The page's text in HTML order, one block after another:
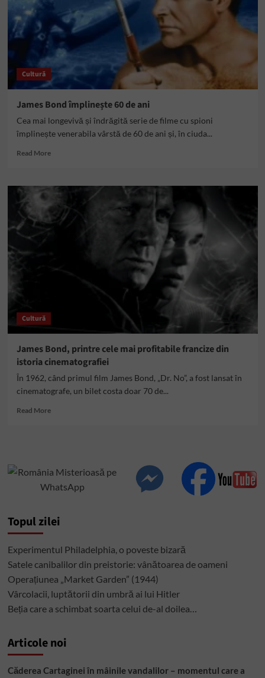
Cultură
James Bond împlinește 60 de ani
Cea mai longevivă și îndrăgită serie de filme cu spioni
împlinește venerabila vârstă de 60 de ani și, în ciuda...
Read MoreRead
James
împlinește
60
Cultură
James Bond, printre cele mai profitabile francize din
istoria cinematografiei
În 1962, când primul film James Bond, „Dr. No”, a fost lansat în
cinematografe, un bilet costa doar 70 de...
Read MoreRead
cele
mai
din
Topul zilei
Experimentul Philadelphia, o poveste bizară
Satele canibalilor din preistorie: vânătoarea de oameni
Operațiunea „Market Garden” (1944)
Vârcolacii, luptătorii din umbră ai lui Hitler
Beția care a schimbat soarta celui de-al doilea…
Articole noi
Căderea Cartaginei în mâinile vandalilor – momentul care a